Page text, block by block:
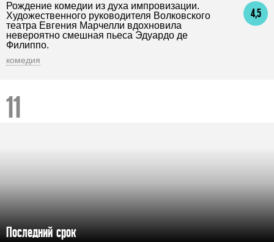
4,5
Рождение комедии из духа импровизации.
Художественного руководителя Волковского
театра Евгения Марчелли вдохновила
невероятно смешная пьеса Эдуардо де
Филиппо.
комедия
Последний срок